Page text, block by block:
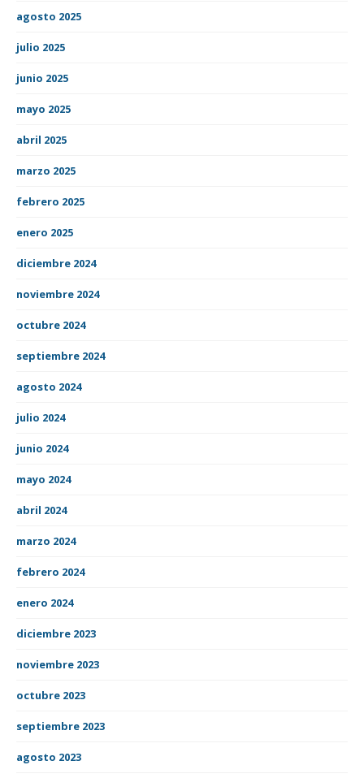
agosto 2025
julio 2025
junio 2025
mayo 2025
abril 2025
marzo 2025
febrero 2025
enero 2025
diciembre 2024
noviembre 2024
octubre 2024
septiembre 2024
agosto 2024
julio 2024
junio 2024
mayo 2024
abril 2024
marzo 2024
febrero 2024
enero 2024
diciembre 2023
noviembre 2023
octubre 2023
septiembre 2023
agosto 2023